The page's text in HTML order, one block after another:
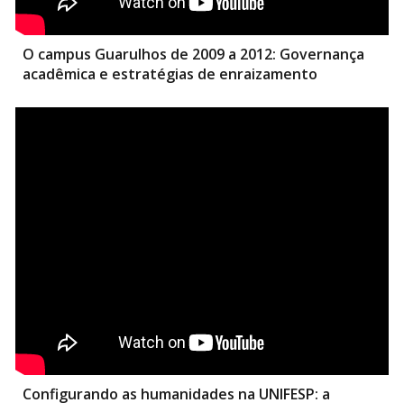
O campus Guarulhos de 2009 a 2012: Governança
acadêmica e estratégias de enraizamento
Configurando as humanidades na UNIFESP: a